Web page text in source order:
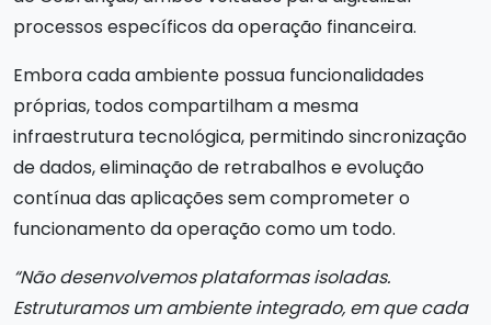
processos específicos da operação financeira.
Embora cada ambiente possua funcionalidades
próprias, todos compartilham a mesma
infraestrutura tecnológica, permitindo sincronização
de dados, eliminação de retrabalhos e evolução
contínua das aplicações sem comprometer o
funcionamento da operação como um todo.
“Não desenvolvemos plataformas isoladas.
Estruturamos um ambiente integrado, em que cada